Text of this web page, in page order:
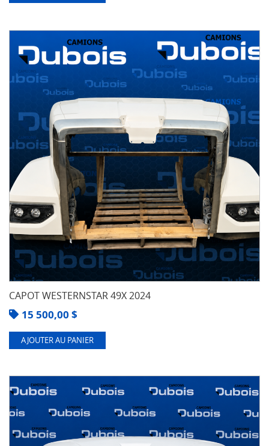
CAPOT WESTERNSTAR 49X 2024
15 500,00 $
AJOUTER AU PANIER